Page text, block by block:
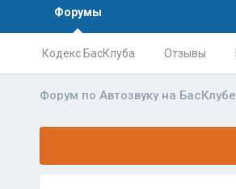
Форумы
Кодекс БасКлуба Отзывы
Форум по Автозвуку на БасКлубе